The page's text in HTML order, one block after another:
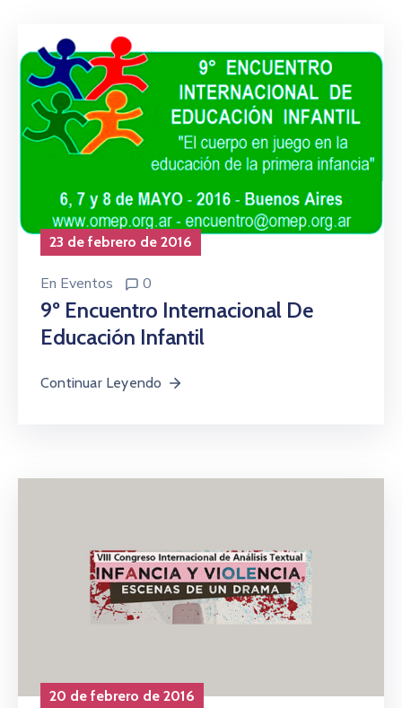
23 de febrero de 2016
En Eventos 0
9º Encuentro Internacional De
Educación Infantil
Continuar Leyendo
20 de febrero de 2016